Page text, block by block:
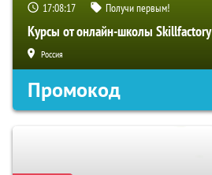
17:08:16 Получи первым!
Курсы от онлайн-школы Skillfactory
Россия
Промокод